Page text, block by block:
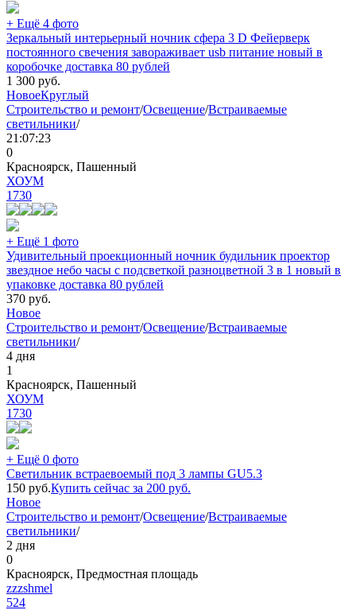
+ Ещё 4 фото
Зеркальный интерьерный ночник сфера 3 D Фейерверк
постоянного свечения завораживает usb питание новый в
коробочке доставка 80 рублей
1 300 руб.
НовоеКруглый
Строительство и ремонт/Освещение/Встраиваемые
светильники/
21:07:23
0
Красноярск, Пашенный
ХОУМ
1730
+ Ещё 1 фото
Удивительный проекционный ночник будильник проектор
звездное небо часы с подсветкой разноцветной 3 в 1 новый в
упаковке доставка 80 рублей
370 руб.
Новое
Строительство и ремонт/Освещение/Встраиваемые
светильники/
4 дня
1
Красноярск, Пашенный
ХОУМ
1730
+ Ещё 0 фото
Светильник встраевоемый под 3 лампы GU5.3
150 руб.Купить сейчас за 200 руб.
Новое
Строительство и ремонт/Освещение/Встраиваемые
светильники/
2 дня
0
Красноярск, Предмостная площадь
zzzshmel
524